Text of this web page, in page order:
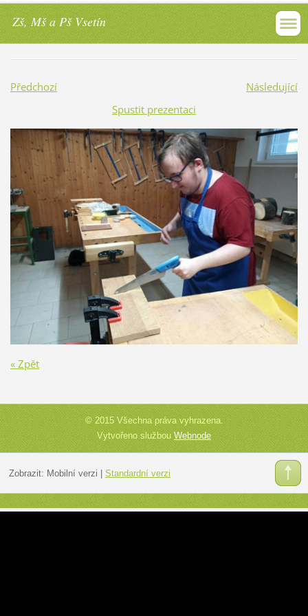
Zš, Mš a Pš Vsetín
Předchozí
Následující
Spustit prezentaci
« Zpět
© 2015 Všechna práva vyhrazena.
Vytvořeno službouWebnode
Zobrazit: Mobilní verzi Standardní verzi